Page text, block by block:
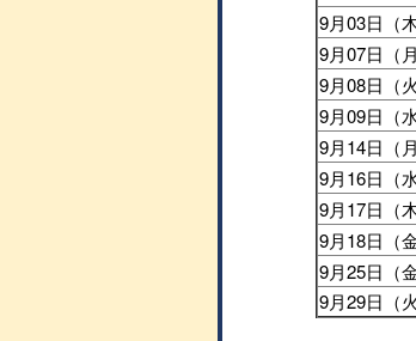
9月03日（木
9月07日（月
9月08日（火
9月09日（水
9月14日（月
9月16日（水
9月17日（木
9月18日（金
9月25日（金
9月29日（火